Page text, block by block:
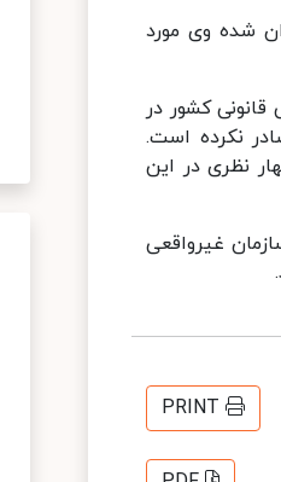
شده وی مورد
کشور در
نکرده است.
نظری در این
غیرواقعی
PRINT